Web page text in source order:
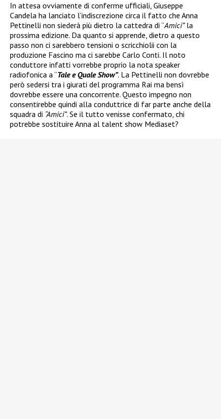
In attesa ovviamente di conferme ufficiali, Giuseppe
Candela ha lanciato l’indiscrezione circa il fatto che Anna
Pettinelli non siederà più dietro la cattedra di “Amici”la
prossima edizione. Da quanto si apprende, dietro a questo
passo non ci sarebbero tensioni o scricchiolii con la
produzione Fascino ma ci sarebbe Carlo Conti. Il noto
conduttore infatti vorrebbe proprio la nota speaker
radiofonica a “Tale e Quale Show”. La Pettinelli non dovrebbe
però sedersi tra i giurati del programma Rai ma bensì
dovrebbe essere una concorrente. Questo impegno non
consentirebbe quindi alla conduttrice di far parte anche della
squadra di “Amici”. Se il tutto venisse confermato, chi
potrebbe sostituire Anna al talent show Mediaset?